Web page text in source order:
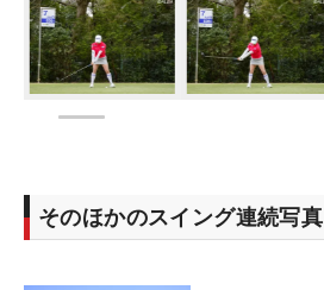
そのほかのスイング連続写真